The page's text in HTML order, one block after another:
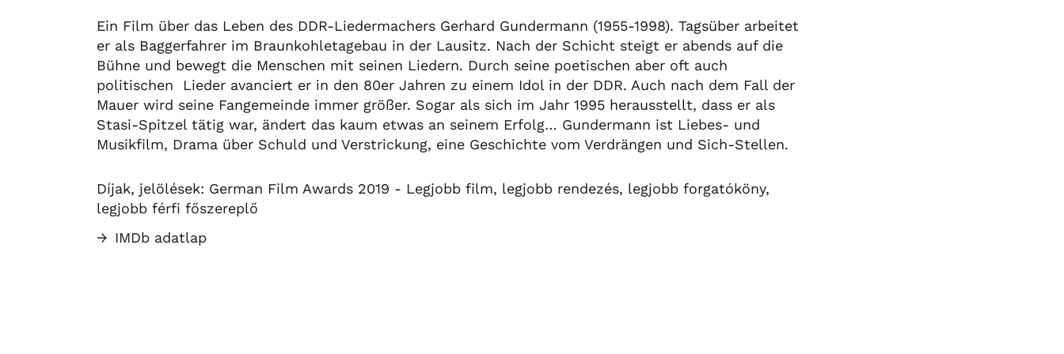
Ein Film über das Leben des DDR-Liedermachers Gerhard Gundermann (1955-1998). Tagsüber arbeitet
er als Baggerfahrer im Braunkohletagebau in der Lausitz. Nach der Schicht steigt er abends auf die
Bühne und bewegt die Menschen mit seinen Liedern. Durch seine poetischen aber oft auch
politischen
Lieder avanciert er in den 80er Jahren zu einem Idol in der DDR. Auch nach dem Fall der
Mauer wird seine Fangemeinde immer größer. Sogar als sich im Jahr 1995 herausstellt, dass er als
Stasi-Spitzel tätig war, ändert das kaum etwas an seinem Erfolg… Gundermann ist Liebes- und
Musikfilm, Drama über Schuld und Verstrickung, eine Geschichte vom Verdrängen und Sich-Stellen.
Díjak, jelölések: German Film Awards 2019 - Legjobb film, legjobb rendezés, legjobb forgatóköny,
legjobb férfi főszereplő
→ IMDb adatlap